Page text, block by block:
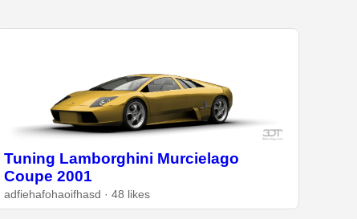
Tuning Lamborghini Murcielago
Coupe 2001
adfiehafohaoifhasd · 48 likes